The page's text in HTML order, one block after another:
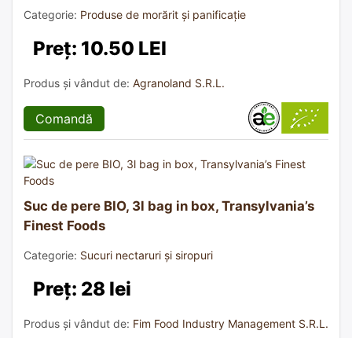
Categorie: Produse de morărit și panificație
Preț: 10.50 LEI
Produs și vândut de: Agranoland S.R.L.
Comandă
Suc de pere BIO, 3l bag in box, Transylvania’s
Finest Foods
Categorie: Sucuri nectaruri și siropuri
Preț: 28 lei
Produs și vândut de: Fim Food Industry Management S.R.L.